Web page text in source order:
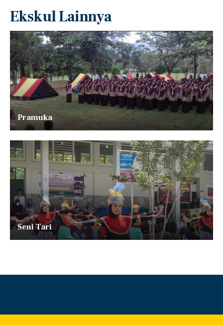
Ekskul Lainnya
Pramuka
Seni Tari